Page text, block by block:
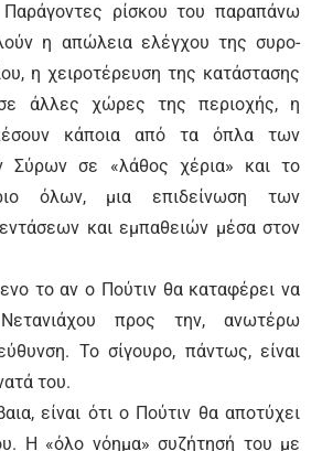
Παράγοντες ρίσκου του παραπάνω
η απώλεια ελέγχου της συρο-
η χειροτέρευση της κατάστασης
άλλες χώρες της περιοχής, η
κάποια από τα όπλα των
Σύρων σε «λάθος χέρια» και το
όλων, μια επιδείνωση των
και εμπαθειών μέσα στον
το αν ο Πούτιν θα καταφέρει να
προς την, ανωτέρω
Το σίγουρο, πάντως, είναι
του.
είναι ότι ο Πούτιν θα αποτύχει
Η «όλο νόημα» συζήτησή του με